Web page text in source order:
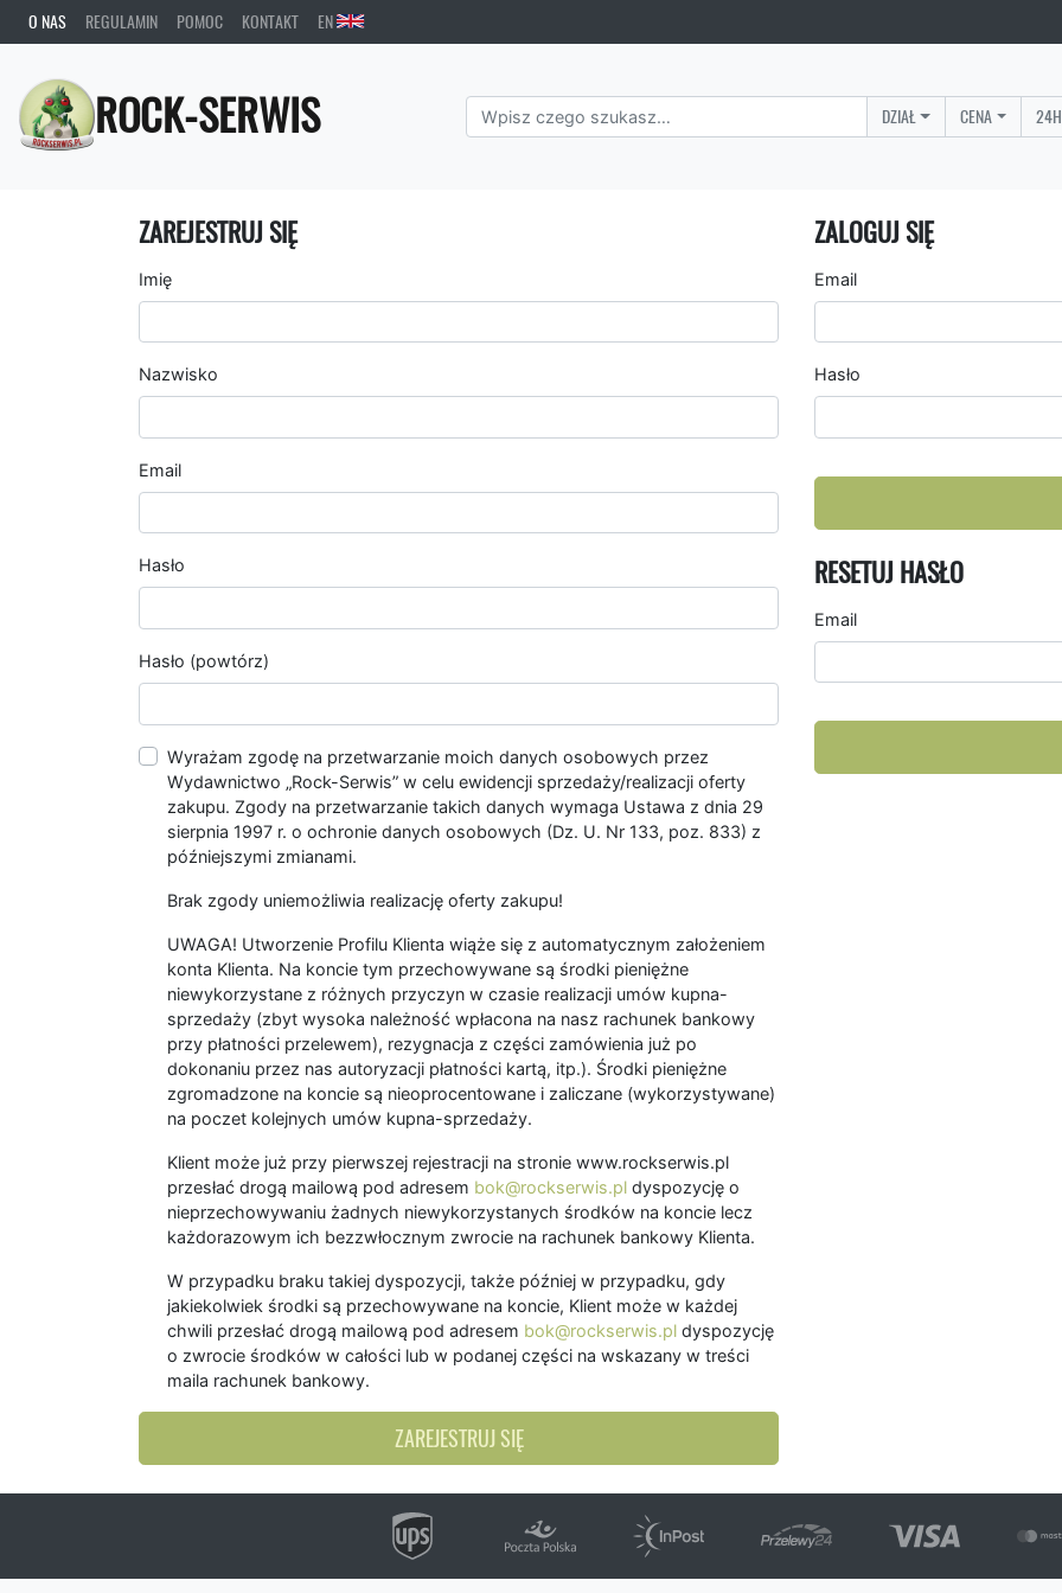
O NAS REGULAMIN POMOC KONTAKT EN
ROCK-SERWIS DZIAŁ CENA
ZAREJESTRUJ SIĘ
Imię
Nazwisko
Email
Hasło
Hasło (powtórz)
Wyrażam zgodę na przetwarzanie moich danych osobowych przez
Wydawnictwo „Rock-Serwis” w celu ewidencji sprzedaży/realizacji oferty
zakupu. Zgody na przetwarzanie takich danych wymaga Ustawa z dnia 29
sierpnia 1997 r. o ochronie danych osobowych (Dz. U. Nr 133, poz. 833) z
późniejszymi zmianami.
Brak zgody uniemożliwia realizację oferty zakupu!
UWAGA! Utworzenie Profilu Klienta wiąże się z automatycznym założeniem
konta Klienta. Na koncie tym przechowywane są środki pieniężne
niewykorzystane z różnych przyczyn w czasie realizacji umów kupna-
sprzedaży (zbyt wysoka należność wpłacona na nasz rachunek bankowy
przy płatności przelewem), rezygnacja z części zamówienia już po
dokonaniu przez nas autoryzacji płatności kartą, itp.). Środki pieniężne
zgromadzone na koncie są nieoprocentowane i zaliczane (wykorzystywane)
na poczet kolejnych umów kupna-sprzedaży.
Klient może już przy pierwszej rejestracji na stronie www.rockserwis.pl
przesłać drogą mailową pod adresem bok@rockserwis.pl dyspozycję o
nieprzechowywaniu żadnych niewykorzystanych środków na koncie lecz
każdorazowym ich bezzwłocznym zwrocie na rachunek bankowy Klienta.
W przypadku braku takiej dyspozycji, także później w przypadku, gdy
jakiekolwiek środki są przechowywane na koncie, Klient może w każdej
chwili przesłać drogą mailową pod adresem bok@rockserwis.pl dyspozycję
o zwrocie środków w całości lub w podanej części na wskazany w treści
maila rachunek bankowy.
ZAREJESTRUJ SIĘ
ZALOGUJ SIĘ
Email
Hasło
RESETUJ HASŁO
Email